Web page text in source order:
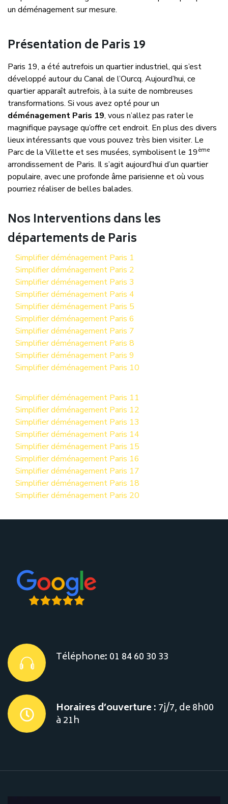
un déménagement sur mesure.
Présentation de Paris 19
Paris 19, a été autrefois un quartier industriel, qui s’est
développé autour du Canal de l’Ourcq. Aujourd’hui, ce
quartier apparaît autrefois, à la suite de nombreuses
transformations. Si vous avez opté pour un
déménagement Paris 19, vous n’allez pas rater le
magnifique paysage qu’offre cet endroit. En plus des divers
lieux intéressants que vous pouvez très bien visiter. Le
Parc de la Villette et ses musées, symbolisent le 19ème
arrondissement de Paris. Il s’agit aujourd’hui d’un quartier
populaire, avec une profonde âme parisienne et où vous
pourriez réaliser de belles balades.
Nos Interventions dans les
départements de Paris
Simplifier déménagement Paris 1
Simplifier déménagement Paris 2
Simplifier déménagement Paris 3
Simplifier déménagement Paris 4
Simplifier déménagement Paris 5
Simplifier déménagement Paris 6
Simplifier déménagement Paris 7
Simplifier déménagement Paris 8
Simplifier déménagement Paris 9
Simplifier déménagement Paris 10
Simplifier déménagement Paris 11
Simplifier déménagement Paris 12
Simplifier déménagement Paris 13
Simplifier déménagement Paris 14
Simplifier déménagement Paris 15
Simplifier déménagement Paris 16
Simplifier déménagement Paris 17
Simplifier déménagement Paris 18
Simplifier déménagement Paris 20
Téléphone:01 84 60 30 33
Horaires d’ouverture :7j/7, de 8h00
à 21h